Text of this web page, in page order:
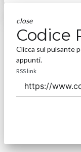
close
Codice
Clicca sul pulsante
appunti.
RSS link